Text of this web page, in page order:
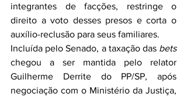
integrantes de facções, restringe o
direito a voto desses presos e corta o
auxílio-reclusão para seus familiares.
Incluída pelo Senado, a taxação das bets
chegou a ser mantida pelo relator
Guilherme Derrite do PP/SP, após
negociação com o Ministério da Justiça,